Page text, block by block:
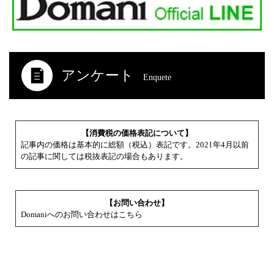
アンケート Enquete
【消費税の価格表記について】
記事内の価格は基本的に総額（税込）表記です。2021年4月以前
の記事に関しては税抜表記の場合もあります。
【お問い合わせ】
Domaniへのお問い合わせはこちら